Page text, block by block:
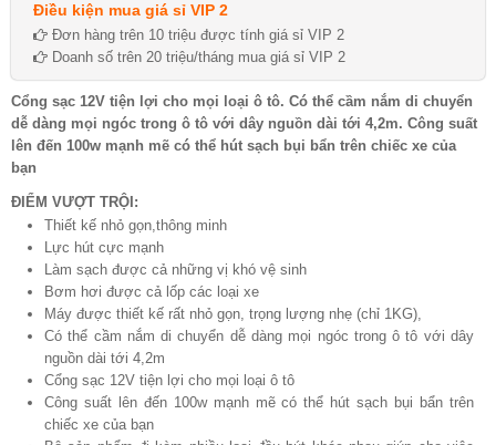
Điều kiện mua giá sỉ VIP 2
Đơn hàng trên 10 triệu được tính giá sỉ VIP 2
Doanh số trên 20 triệu/tháng mua giá sỉ VIP 2
Cổng sạc 12V tiện lợi cho mọi loại ô tô. Có thể cầm nắm di chuyển
dễ dàng mọi ngóc trong ô tô với dây nguồn dài tới 4,2m. Công suất
lên đến 100w mạnh mẽ có thể hút sạch bụi bẩn trên chiếc xe của
bạn
ĐIỂM VƯỢT TRỘI:
Thiết kế nhỏ gọn,thông minh
Lực hút cực mạnh
Làm sạch được cả những vị khó vệ sinh
Bơm hơi được cả lốp các loại xe
Máy được thiết kế rất nhỏ gọn, trọng lượng nhẹ (chỉ 1KG),
Có thể cầm nắm di chuyển dễ dàng mọi ngóc trong ô tô với dây
nguồn dài tới 4,2m
Cổng sạc 12V tiện lợi cho mọi loại ô tô
Công suất lên đến 100w mạnh mẽ có thể hút sạch bụi bẩn trên
chiếc xe của bạn